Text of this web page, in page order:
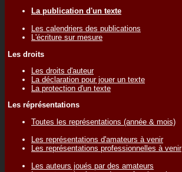
La publication d'un texte
Les calendriers des publications
L'écriture sur mesure
Les droits
Les droits d'auteur
La déclaration pour jouer un texte
La protection d'un texte
Les réprésentations
Toutes les représentations (année & mois)
Les représentations d'amateurs à venir
Les représentations professionnelles à venir
Les auteurs joués par des amateurs